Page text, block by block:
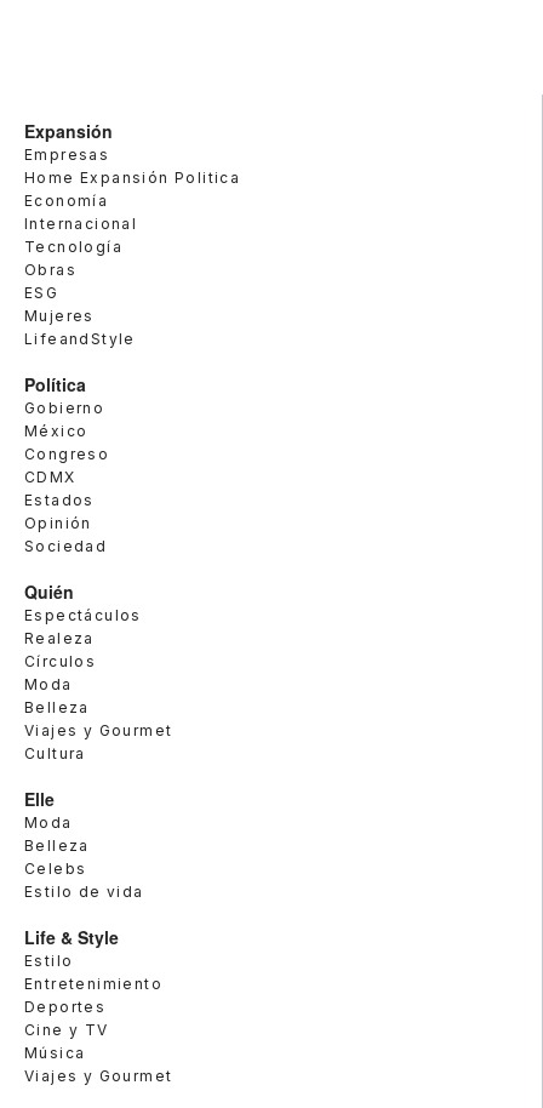
Expansión
Empresas
Home Expansión Politica
Economía
Internacional
Tecnología
Obras
ESG
Mujeres
LifeandStyle
Política
Gobierno
México
Congreso
CDMX
Estados
Opinión
Sociedad
Quién
Espectáculos
Realeza
Círculos
Moda
Belleza
Viajes y Gourmet
Cultura
Elle
Moda
Belleza
Celebs
Estilo de vida
Life & Style
Estilo
Entretenimiento
Deportes
Cine y TV
Música
Viajes y Gourmet